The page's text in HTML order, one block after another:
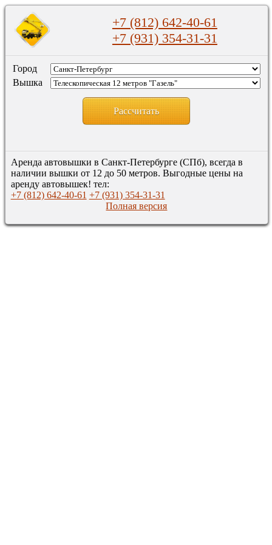
+7 (812) 642-40-61
+7 (931) 354-31-31
Город
Вышка
Рассчитать
Аренда автовышки в Санкт-Петербурге (СПб), всегда в
наличии вышки от 12 до 50 метров. Выгодные цены на
аренду автовышек! тел:
+7 (812) 642-40-61 +7 (931) 354-31-31
Полная версия